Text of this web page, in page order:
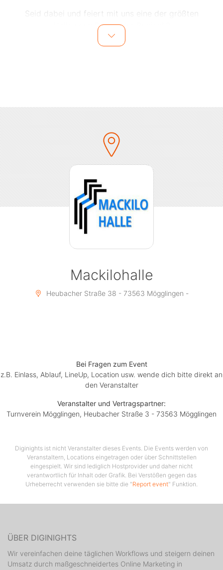
Seid dabei und feiert mit uns eine der größten
Halloween Partys der Region! ?
Ihr wollt einen unvergesslichen Abend voller Musik,
Die Band "Lost Eden" wird für die passende Stimmung
sorgen und euch mit ihrer Musik in eine andere Welt
entführen. ??
Datum: 31.10.24
Uhrzeit: Einlass ab 20:00 Uhr
Ort: Mackilohalle (Heubacher Straße 38, 73563
Wichtiger Hinweis: Jugendliche unter 16 Jahren haben
leider keinen Einlass zu dieser Veranstaltung. Es wird
kein Einlass für Personen gewährt, die nicht das
unvergessliche Halloween-Nacht! ???
Mackilohalle
Heubacher Straße 38 - 73563 Mögglingen -
Bei Fragen zum Event
z.B. Einlass, Ablauf, LineUp, Location usw. wende dich bitte direkt an
den Veranstalter
Veranstalter und Vertragspartner:
Turnverein Mögglingen, Heubacher Straße 3 - 73563 Mögglingen
Diginights ist nicht Veranstalter dieses Events. Die Events werden von
Veranstaltern, Locations eingetragen oder über Schnittstellen
eingespielt. Wir sind lediglich Hostprovider und daher nicht
verantwortlich für Inhalt oder Grafik. Bei Verstößen gegen das
Urheberrecht verwenden sie bitte die "Report event" Funktion.
ÜBER DIGINIGHTS
Wir vereinfachen deine täglichen Workflows und steigern deinen
Umsatz durch maßgeschneidertes Online Marketing in